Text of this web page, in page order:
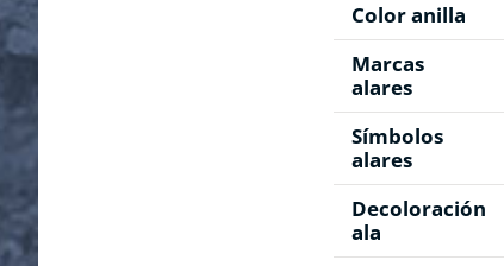
Color anilla
Marcas
alares
Símbolos
alares
Decoloración
ala